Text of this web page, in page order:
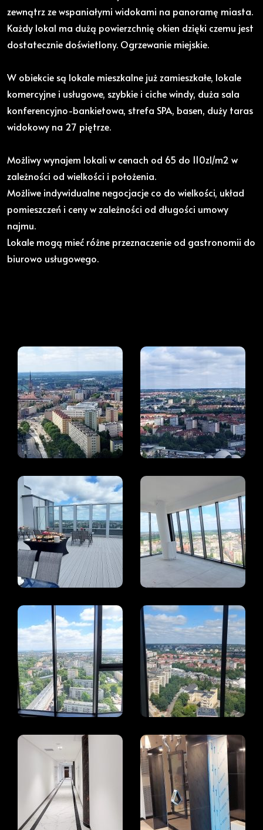
zewnątrz ze wspaniałymi widokami na panoramę miasta.
Każdy lokal ma dużą powierzchnię okien dzięki czemu jest
dostatecznie doświetlony. Ogrzewanie miejskie.
W obiekcie są lokale mieszkalne już zamieszkałe, lokale
komercyjne i usługowe, szybkie i ciche windy, duża sala
konferencyjno-bankietowa, strefa SPA, basen, duży taras
widokowy na 27 piętrze.
Możliwy wynajem lokali w cenach od 65 do 110zl/m2 w
zależności od wielkości i położenia.
Możliwe indywidualne negocjacje co do wielkości, układ
pomieszczeń i ceny w zależności od długości umowy
najmu.
Lokale mogą mieć różne przeznaczenie od gastronomii do
biurowo usługowego.